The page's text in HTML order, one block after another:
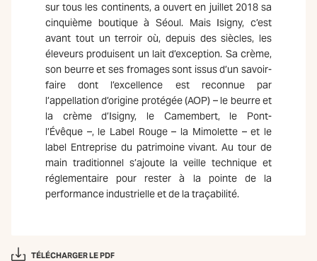
sur tous les continents, a ouvert en juillet 2018 sa
cinquième boutique à Séoul. Mais Isigny, c’est
avant tout un terroir où, depuis des siècles, les
éleveurs produisent un lait d’exception. Sa crème,
son beurre et ses fromages sont issus d’un savoir-
faire dont l’excellence est reconnue par
l’appellation d’origine protégée (AOP) – le beurre et
la crème d’Isigny, le Camembert, le Pont-
l’Évêque –, le Label Rouge – la Mimolette – et le
label Entreprise du patrimoine vivant. Au tour de
main traditionnel s’ajoute la veille technique et
réglementaire pour rester à la pointe de la
performance industrielle et de la traçabilité.
TÉLÉCHARGER LE PDF